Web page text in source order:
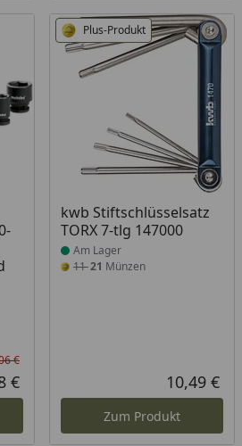
Rabatt in Prozent
Ursprünglicher Preis
€
Aktueller Preis
€
Plus-Produkt
kwb Stiftschlüsselsatz
TORX 7-tlg 147000
Produkt am Lager
Am Lager
1121 Münzen
10,49 €
Zum Produkt